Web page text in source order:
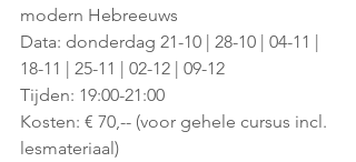
modern Hebreeuws
Data: donderdag 21-10 | 28-10 | 04-11 |
18-11 | 25-11 | 02-12 | 09-12
Tijden: 19:00-21:00
Kosten: € 70,-- (voor gehele cursus incl.
lesmateriaal)